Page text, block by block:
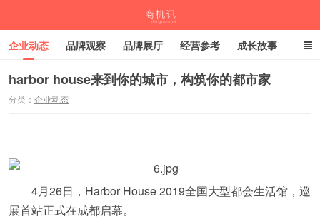
企业动态 品牌观察 品牌展厅 经营参考 成长故事
深度观察 伙伴计划
harbor house来到你的城市，构筑你的都市家
分类： 企业动态
4月26日，Harbor House 2019全国大型都会生活馆，巡
展首站正式在成都启幕。